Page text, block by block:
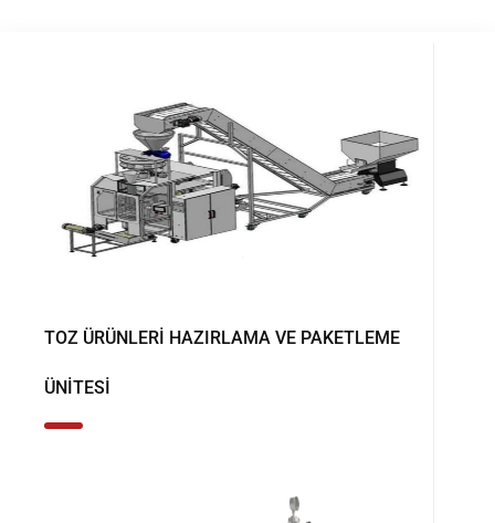
TOZ ÜRÜNLERI HAZIRLAMA VE PAKETLEME
ÜNITESI